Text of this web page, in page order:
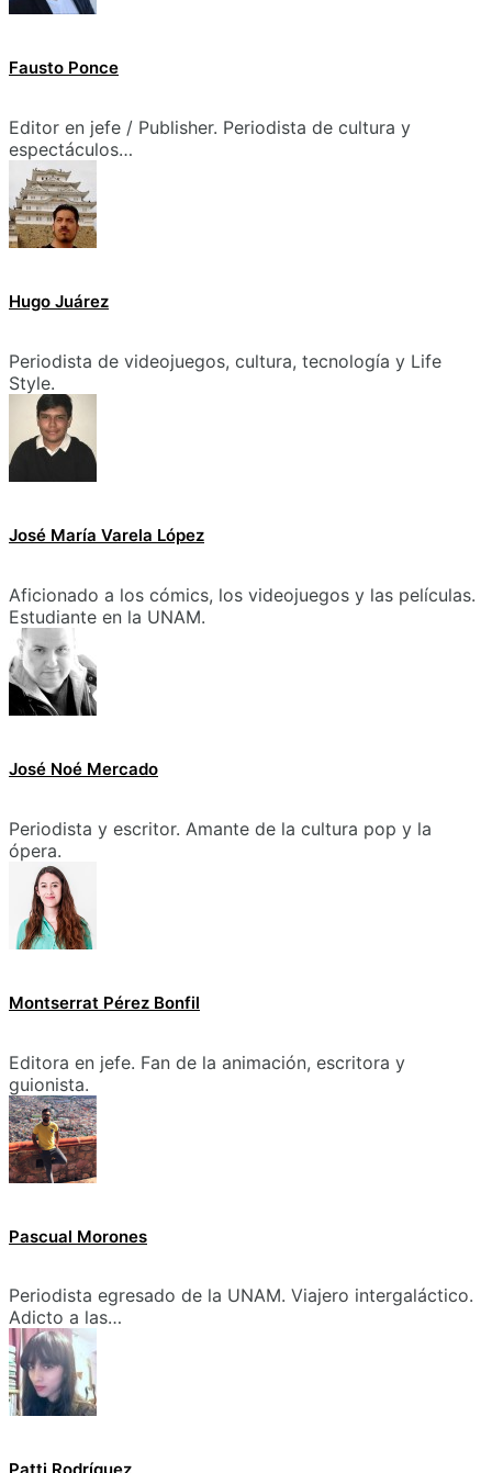
Fausto Ponce
Editor en jefe / Publisher. Periodista de cultura y
espectáculos…
Hugo Juárez
Periodista de videojuegos, cultura, tecnología y Life
Style.
José María Varela López
Aficionado a los cómics, los videojuegos y las películas.
Estudiante en la UNAM.
José Noé Mercado
Periodista y escritor. Amante de la cultura pop y la
ópera.
Montserrat Pérez Bonfil
Editora en jefe. Fan de la animación, escritora y
guionista.
Pascual Morones
Periodista egresado de la UNAM. Viajero intergaláctico.
Adicto a las…